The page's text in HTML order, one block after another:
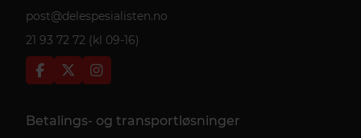
post@delespesialisten.no
21 93 72 72 (kl 09-16)
Betalings- og transportløsninger